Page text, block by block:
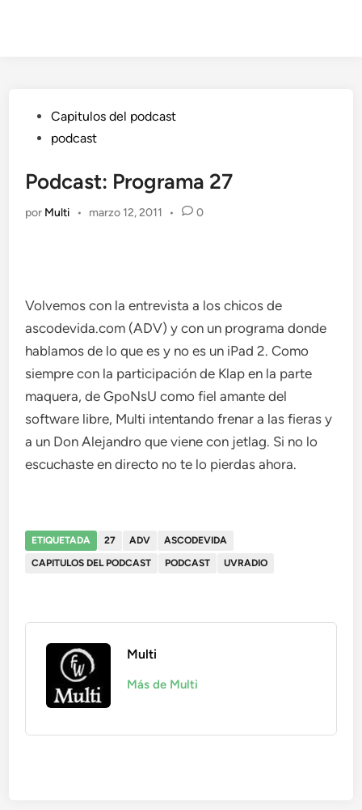
Publicado
en
Capitulos del podcast
podcast
Podcast: Programa 27
por Multi • marzo 12, 2011 • 0
Volvemos con la entrevista a los chicos de
ascodevida.com (ADV) y con un programa donde
hablamos de lo que es y no es un iPad 2. Como
siempre con la participación de Klap en la parte
maquera, de GpoNsU como fiel amante del
software libre, Multi intentando frenar a las fieras y
a un Don Alejandro que viene con jetlag. Si no lo
escuchaste en directo no te lo pierdas ahora.
ETIQUETADA 27 ADV
ASCODEVIDA
CAPITULOS DEL PODCAST
PODCAST UVRADIO
Multi
Más de Multi